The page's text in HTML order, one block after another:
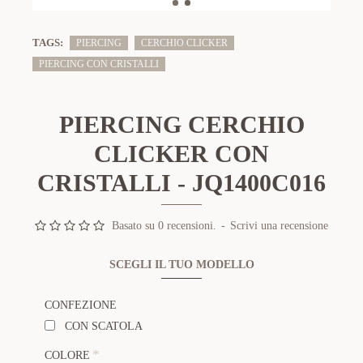
TAGS: PIERCING
CERCHIO CLICKER
PIERCING CON CRISTALLI
PIERCING CERCHIO
CLICKER CON
CRISTALLI - JQ1400C016
Basato su 0 recensioni. - Scrivi una recensione
SCEGLI IL TUO MODELLO
CONFEZIONE
CON SCATOLA
COLORE